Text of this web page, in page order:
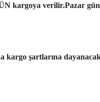
kargoya verilir.Pazar
şartlarına